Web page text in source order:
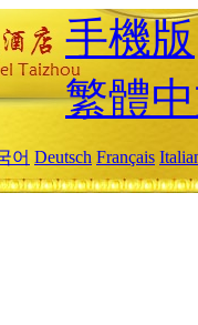
手機版
繁體
어 Deutsch Français